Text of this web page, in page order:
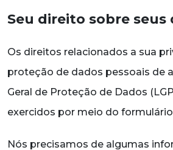
Seu direito sobre seus
Os direitos relacionados a sua
proteção de dados pessoais de
Geral de Proteção de Dados
exercidos por meio do
Nós precisamos de algumas